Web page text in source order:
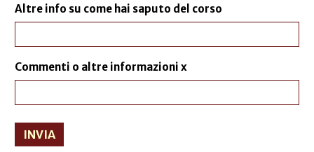
Altre info su come hai saputo del corso
Commenti o altre informazioni x
INVIA